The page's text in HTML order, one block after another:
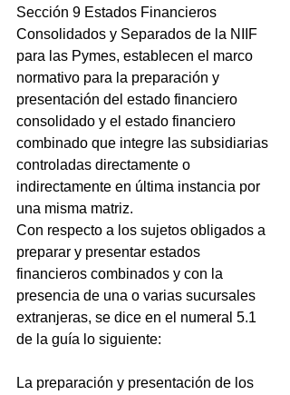
Sección 9 Estados Financieros
Consolidados y Separados de la NIIF
para las Pymes, establecen el marco
normativo para la preparación y
presentación del estado financiero
consolidado y el estado financiero
combinado que integre las subsidiarias
controladas directamente o
indirectamente en última instancia por
una misma matriz.
Con respecto a los sujetos obligados a
preparar y presentar estados
financieros combinados y con la
presencia de una o varias sucursales
extranjeras, se dice en el numeral 5.1
de la guía lo siguiente:
La preparación y presentación de los